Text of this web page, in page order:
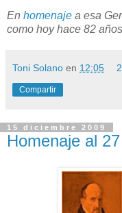
En homenaje a esa
como hoy hace 82
Toni Solano en 12:05
Compartir
15 diciembre 2009
Homenaje al 27